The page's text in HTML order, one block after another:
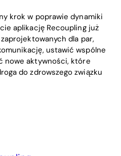
krok w poprawie dynamiki
aplikację Recoupling już
dla par,
ustawić wspólne
nowe aktywności, które
do zdrowszego związku